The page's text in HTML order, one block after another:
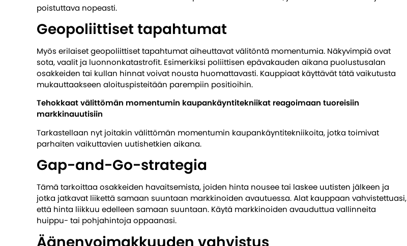
poistuttava nopeasti.
Geopoliittiset tapahtumat
Myös erilaiset geopoliittiset tapahtumat aiheuttavat välitöntä momentumia. Näkyvimpiä ovat
sota, vaalit ja luonnonkatastrofit. Esimerkiksi poliittisen epävakauden aikana puolustusalan
osakkeiden tai kullan hinnat voivat nousta huomattavasti. Kauppiaat käyttävät tätä vaikutusta
mukauttaakseen aloituspisteitään parempiin positioihin.
Tehokkaat välittömän momentumin kaupankäyntitekniikat reagoimaan tuoreisiin
markkinauutisiin
Tarkastellaan nyt joitakin välittömän momentumin kaupankäyntitekniikoita, jotka toimivat
parhaiten vaikuttavien uutishetkien aikana.
Gap-and-Go-strategia
Tämä tarkoittaa osakkeiden havaitsemista, joiden hinta nousee tai laskee uutisten jälkeen ja
jotka jatkavat liikettä samaan suuntaan markkinoiden avautuessa. Alat kauppaan vahvistettuasi,
että hinta liikkuu edelleen samaan suuntaan. Käytä markkinoiden avauduttua vallinneita
huippu- tai pohjahintoja oppaanasi.
Äänenvoimakkuuden vahvistus